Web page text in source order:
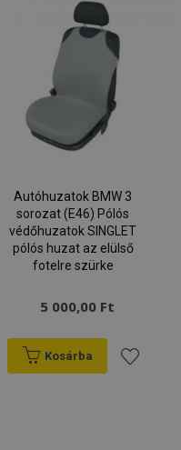
Autóhuzatok BMW 3
sorozat (E46) Pólós
védőhuzatok SINGLET
pólós huzat az elülső
fotelre szürke
5 000,00 Ft
Kosárba